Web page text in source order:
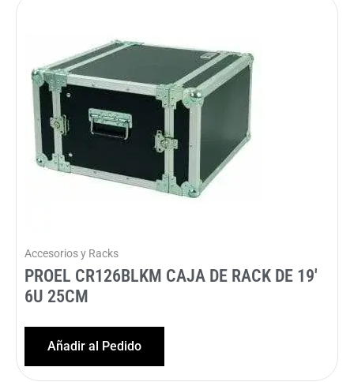
Accesorios y Racks
PROEL CR126BLKM CAJA DE RACK DE 19′
6U 25CM
Añadir al Pedido